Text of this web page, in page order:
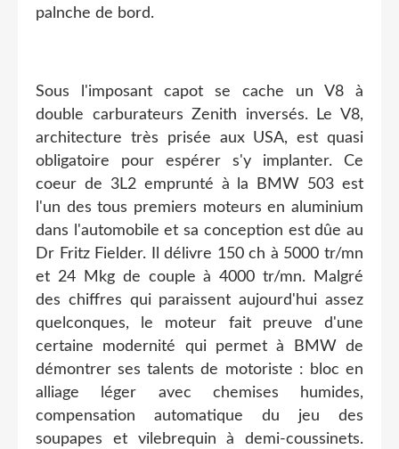
palnche de bord.
Sous l'imposant capot se cache un V8 à
double carburateurs Zenith inversés. Le V8,
architecture très prisée aux USA, est quasi
obligatoire pour espérer s'y implanter. Ce
coeur de 3L2 emprunté à la BMW 503 est
l'un des tous premiers moteurs en aluminium
dans l'automobile et sa conception est dûe au
Dr Fritz Fielder. Il délivre 150 ch à 5000 tr/mn
et 24 Mkg de couple à 4000 tr/mn. Malgré
des chiffres qui paraissent aujourd'hui assez
quelconques, le moteur fait preuve d'une
certaine modernité qui permet à BMW de
démontrer ses talents de motoriste : bloc en
alliage léger avec chemises humides,
compensation automatique du jeu des
soupapes et vilebrequin à demi-coussinets.